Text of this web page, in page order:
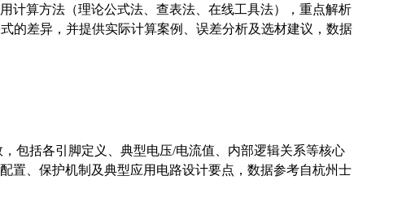
计算方法（理论公式法、查表法、在线工具法），重点解析
的差异，并提供实际计算案例、误差分析及选材建议，数据
包括各引脚定义、典型电压/电流值、内部逻辑关系等核心
置、保护机制及典型应用电路设计要点，数据参考自杭州士